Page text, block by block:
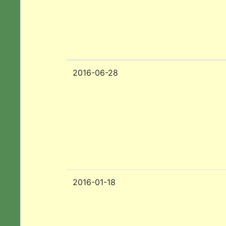
2016-06-28
2016-01-18